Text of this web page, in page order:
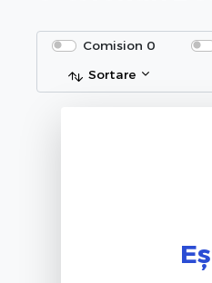
Comision 0
Sortare